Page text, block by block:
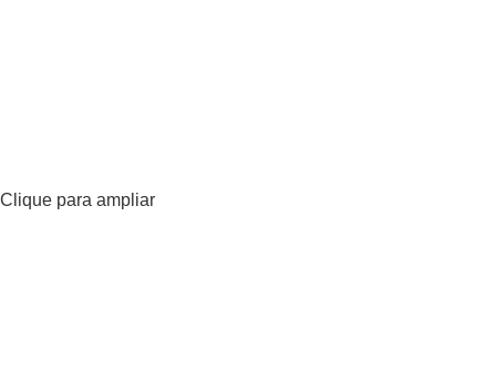
Clique para ampliar